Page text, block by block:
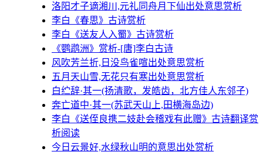
洛阳才子谪湘川,元礼同舟月下仙出处意思赏析
李白《春思》古诗赏析
李白《送友人入蜀》古诗赏析
《鹦鹉洲》赏析-[唐]李白古诗
风吹芳兰折,日没鸟雀喧出处意思赏析
五月天山雪,无花只有寒出处意思赏析
白纻辞·其一(扬清歌，发皓齿，北方佳人东邻子)
奔亡道中·其一(苏武天山上,田横海岛边)
李白《送侄良携二妓赴会稽戏有此赠》古诗翻译赏
析阅读
今日云景好,水绿秋山明的意思出处赏析